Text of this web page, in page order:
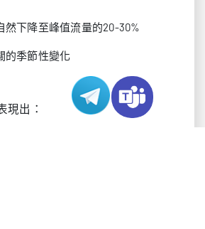
然下降至峰值流量的20-30%
的季節性變化
現出：